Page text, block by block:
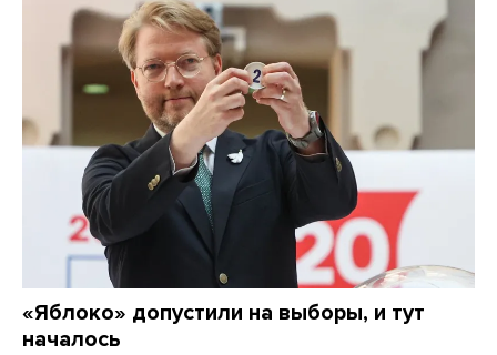
«Яблоко» допустили на выборы, и тут
началось